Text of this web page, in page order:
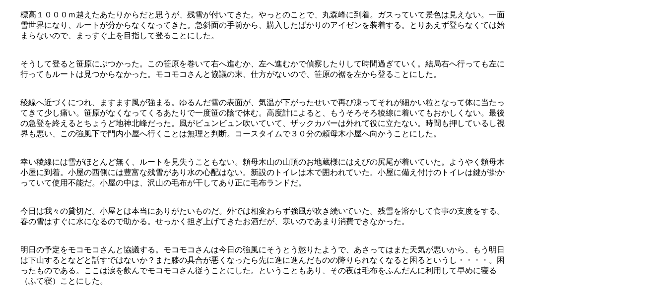
標高１０００ｍ越えたあたりからだと思うが、残雪が付いてきた。やっとのことで、丸森峰に到着。ガスっていて景色は見えない。一面
雪世界になり、ルートが分からなくなってきた。急斜面の手前から、購入したばかりのアイゼンを装着する。とりあえず登らなくては始
まらないので、まっすぐ上を目指して登ることにした。
そうして登ると笹原にぶつかった。この笹原を巻いて右へ進むか、左へ進むかで偵察したりして時間過ぎていく。結局右へ行っても左に
行ってもルートは見つからなかった。モコモコさんと協議の末、仕方がないので、笹原の裾を左から登ることにした。
稜線へ近づくにつれ、ますます風が強まる。ゆるんだ雪の表面が、気温が下がったせいで再び凍ってそれが細かい粒となって体に当たっ
てきて少し痛い。笹原がなくなってくるあたりで一度笹の陰で休む。高度計によると、もうそろそろ稜線に着いてもおかしくない。最後
の急登を終えるとちょうど地神北峰だった。風がビュンビュン吹いていて、ザックカバーは外れて役に立たない。時間も押しているし視
界も悪い、この強風下で門内小屋へ行くことは無理と判断。コースタイムで３０分の頼母木小屋へ向かうことにした。
幸い稜線には雪がほとんど無く、ルートを見失うこともない。頼母木山の山頂のお地蔵様にはえびの尻尾が着いていた。ようやく頼母木
小屋に到着。小屋の西側には豊富な残雪があり水の心配はない。新設のトイレは木で囲われていた。小屋に備え付けのトイレは鍵が掛か
っていて使用不能だ。小屋の中は、沢山の毛布が干してあり正に毛布ランドだ。
今日は我々の貸切だ。小屋とは本当にありがたいものだ。外では相変わらず強風が吹き続いていた。残雪を溶かして食事の支度をする。
春の雪はすぐに水になるので助かる。せっかく担ぎ上げてきたお酒だが、寒いのであまり消費できなかった。
明日の予定をモコモコさんと協議する。モコモコさんは今日の強風にそうとう懲りたようで、あさってはまた天気が悪いから、もう明日
は下山するとなどと話すではないか？また膝の具合が悪くなったら先に進に進んだものの降りられなくなると困るというし・・・・。困
ったものである。ここは涙を飲んでモコモコさん従うことにした。ということもあり、その夜は毛布をふんだんに利用して早めに寝る
（ふて寝）ことにした。